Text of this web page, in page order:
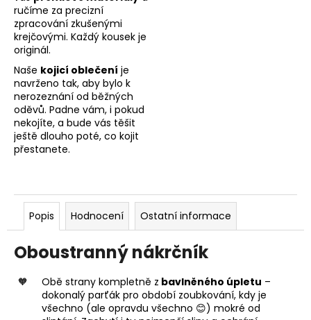
ručíme za precizní
zpracování zkušenými
krejčovými. Každý kousek je
originál.
Naše kojicí oblečení je
navrženo tak, aby bylo k
nerozeznání od běžných
oděvů. Padne vám, i pokud
nekojíte, a bude vás těšit
ještě dlouho poté, co kojit
přestanete.
Popis Hodnocení Ostatní informace
Oboustranný nákrčník
Obě strany kompletně z bavlněného úpletu –
dokonalý parťák pro období zoubkování, kdy je
všechno (ale opravdu všechno 😊) mokré od